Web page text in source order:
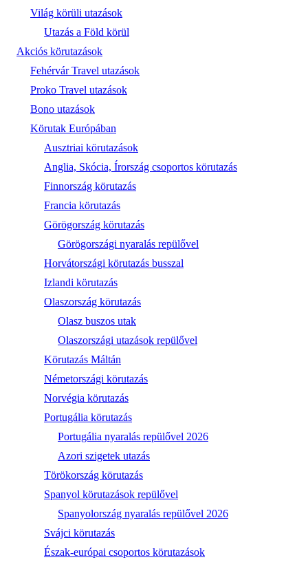
Világ körüli utazások
Utazás a Föld körül
Akciós körutazások
Fehérvár Travel utazások
Proko Travel utazások
Bono utazások
Körutak Európában
Ausztriai körutazások
Anglia, Skócia, Írország csoportos körutazás
Finnország körutazás
Francia körutazás
Görögország körutazás
Görögországi nyaralás repülővel
Horvátországi körutazás busszal
Izlandi körutazás
Olaszország körutazás
Olasz buszos utak
Olaszországi utazások repülővel
Körutazás Máltán
Németországi körutazás
Norvégia körutazás
Portugália körutazás
Portugália nyaralás repülővel 2026
Azori szigetek utazás
Törökország körutazás
Spanyol körutazások repülővel
Spanyolország nyaralás repülővel 2026
Svájci körutazás
Észak-európai csoportos körutazások